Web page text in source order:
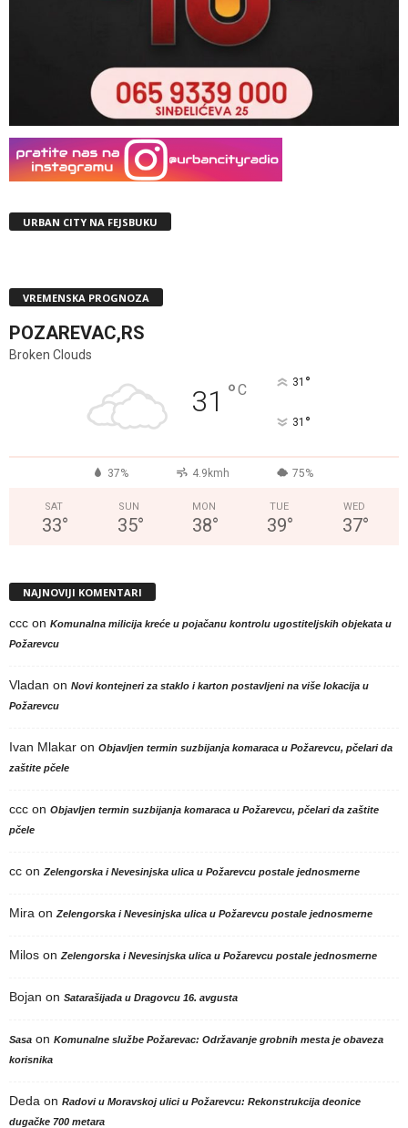
URBAN CITY NA FEJSBUKU
VREMENSKA PROGNOZA
POZAREVAC,RS
Broken Clouds
31 °C 31 °
31 °
37% 4.9kmh 75%
SAT
33°
SUN
35°
MON
38°
TUE
39°
WED
37°
NAJNOVIJI KOMENTARI
ccc on Komunalna milicija kreće u pojačanu kontrolu ugostiteljskih objekata u
Požarevcu
Vladan on Novi kontejneri za staklo i karton postavljeni na više lokacija u
Požarevcu
Ivan Mlakar on Objavljen termin suzbijanja komaraca u Požarevcu, pčelari da
zaštite pčele
ccc on Objavljen termin suzbijanja komaraca u Požarevcu, pčelari da zaštite
pčele
cc on Zelengorska i Nevesinjska ulica u Požarevcu postale jednosmerne
Mira on Zelengorska i Nevesinjska ulica u Požarevcu postale jednosmerne
Milos on Zelengorska i Nevesinjska ulica u Požarevcu postale jednosmerne
Bojan on Satarašijada u Dragovcu 16. avgusta
Sasa on Komunalne službe Požarevac: Održavanje grobnih mesta je obaveza
korisnika
Deda on Radovi u Moravskoj ulici u Požarevcu: Rekonstrukcija deonice
dugačke 700 metara